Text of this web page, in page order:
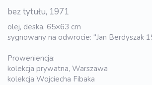
bez tytułu, 1971
olej, deska, 65×63 cm
sygnowany na odwrocie: "Jan Berdyszak
Proweniencja:
kolekcja prywatna, Warszawa
kolekcja Wojciecha Fibaka